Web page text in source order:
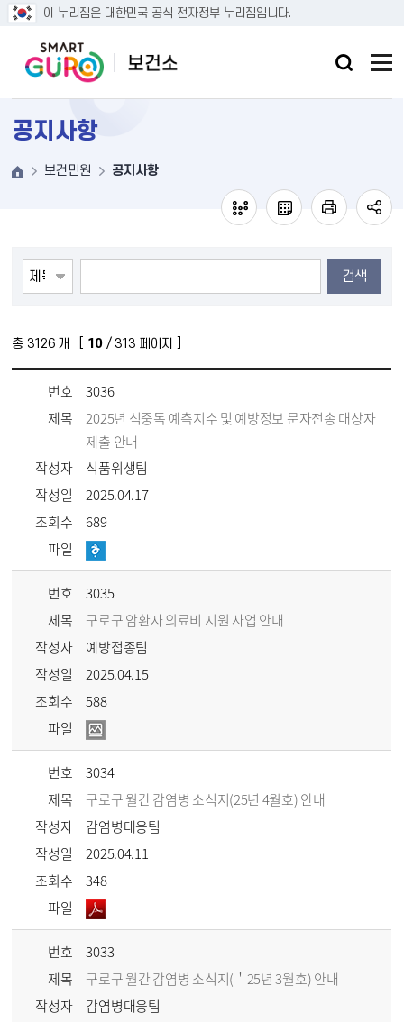
이 누리집은 대한민국 공식 전자정부 누리집입니다.
본문 바로가기
공지사항
보건민원 공지사항
검색
총 3126개 [ 10/ 313 페이지 ]
번호
3036
제목
2025년 식중독 예측지수 및 예방정보 문자전송 대상자
제출 안내
작성자
식품위생팀
작성일
2025.04.17
조회수
689
파일
번호
3035
제목
구로구 암환자 의료비 지원 사업 안내
작성자
예방접종팀
작성일
2025.04.15
조회수
588
파일
번호
3034
제목
구로구 월간 감염병 소식지(25년 4월호) 안내
작성자
감염병대응팀
작성일
2025.04.11
조회수
348
파일
번호
3033
제목
구로구 월간 감염병 소식지(＇25년 3월호) 안내
작성자
감염병대응팀